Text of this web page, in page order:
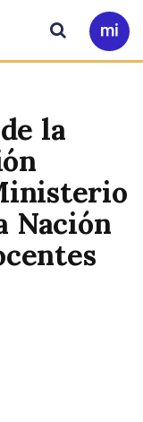
Ir
a
Buscar
la
Nación